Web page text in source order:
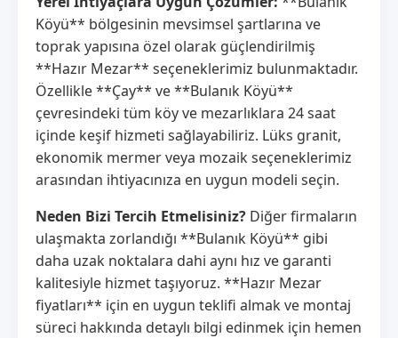
Köyü** bölgesinin mevsimsel şartlarına ve
toprak yapısına özel olarak güçlendirilmiş
**Hazır Mezar** seçeneklerimiz bulunmaktadır.
Özellikle **Çay** ve **Bulanık Köyü**
çevresindeki tüm köy ve mezarlıklara 24 saat
içinde keşif hizmeti sağlayabiliriz. Lüks granit,
ekonomik mermer veya mozaik seçeneklerimiz
arasından ihtiyacınıza en uygun modeli seçin.
Neden Bizi Tercih Etmelisiniz? Diğer firmaların
ulaşmakta zorlandığı **Bulanık Köyü** gibi
daha uzak noktalara dahi aynı hız ve garanti
kalitesiyle hizmet taşıyoruz. **Hazır Mezar
fiyatları** için en uygun teklifi almak ve montaj
süreci hakkında detaylı bilgi edinmek için hemen